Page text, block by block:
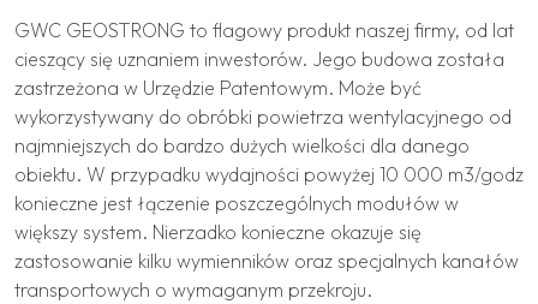
GWC GEOSTRONG to flagowy produkt naszej firmy, od lat
cieszący się uznaniem inwestorów. Jego budowa została
zastrzeżona w Urzędzie Patentowym. Może być
wykorzystywany do obróbki powietrza wentylacyjnego od
najmniejszych do bardzo dużych wielkości dla danego
obiektu. W przypadku wydajności powyżej 10 000 m3/godz
konieczne jest łączenie poszczególnych modułów w
większy system. Nierzadko konieczne okazuje się
zastosowanie kilku wymienników oraz specjalnych kanałów
transportowych o wymaganym przekroju.